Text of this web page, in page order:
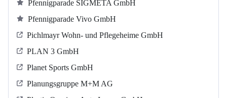
Pfennigparade SIGMETA GmbH
Pfennigparade Vivo GmbH
Pichlmayr Wohn- und Pflegeheime GmbH
PLAN 3 GmbH
Planet Sports GmbH
Planungsgruppe M+M AG